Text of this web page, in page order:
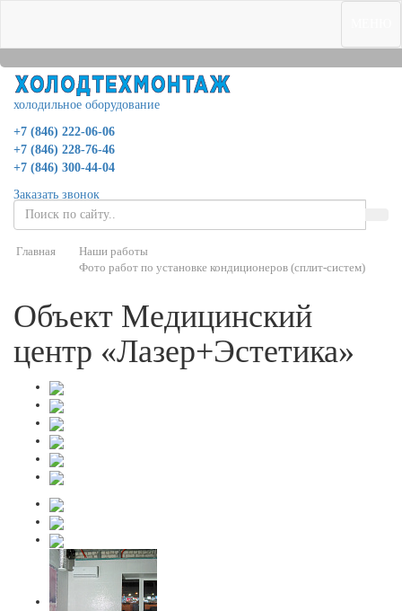
холодильное оборудование
+7 (846) 222-06-06
+7 (846) 228-76-46
+7 (846) 300-44-04
Заказать звонок
Главная
Наши работы
Фото работ по установке кондиционеров (сплит-систем)
Объект Медицинский
центр «Лазер+Эстетика»